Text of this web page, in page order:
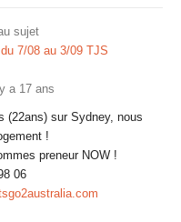
sujet
7/08 au 3/09 TJS
a 17 ans
(22ans) sur Sydney, nous
!
preneur NOW !
06